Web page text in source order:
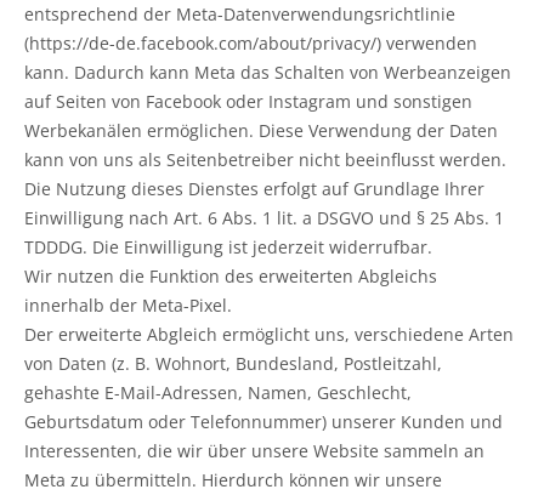
entsprechend der Meta-Datenverwendungsrichtlinie
(https://de-de.facebook.com/about/privacy/) verwenden
kann. Dadurch kann Meta das Schalten von Werbeanzeigen
auf Seiten von Facebook oder Instagram und sonstigen
Werbekanälen ermöglichen. Diese Verwendung der Daten
kann von uns als Seitenbetreiber nicht beeinflusst werden.
Die Nutzung dieses Dienstes erfolgt auf Grundlage Ihrer
Einwilligung nach Art. 6 Abs. 1 lit. a DSGVO und § 25 Abs. 1
TDDDG. Die Einwilligung ist jederzeit widerrufbar.
Wir nutzen die Funktion des erweiterten Abgleichs
innerhalb der Meta-Pixel.
Der erweiterte Abgleich ermöglicht uns, verschiedene Arten
von Daten (z. B. Wohnort, Bundesland, Postleitzahl,
gehashte E-Mail-Adressen, Namen, Geschlecht,
Geburtsdatum oder Telefonnummer) unserer Kunden und
Interessenten, die wir über unsere Website sammeln an
Meta zu übermitteln. Hierdurch können wir unsere